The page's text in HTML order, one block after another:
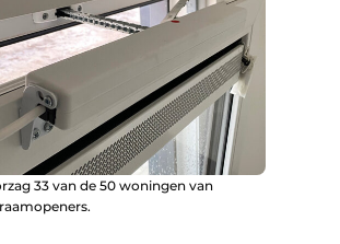
33 van de 50 woningen van